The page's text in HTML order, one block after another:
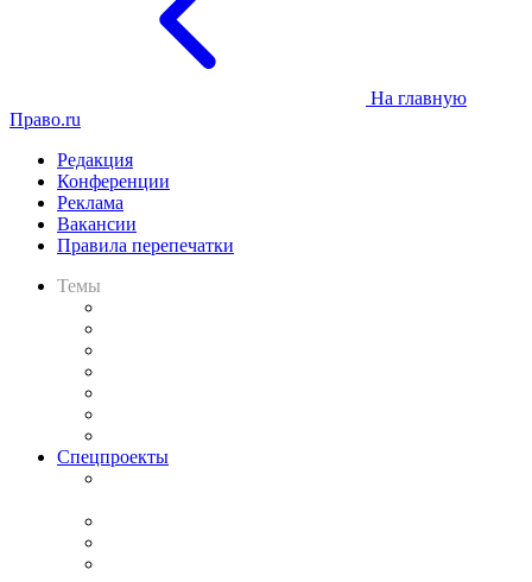
На главную
Право.ru
Редакция
Конференции
Реклама
Вакансии
Правила перепечатки
Темы
Спецпроекты